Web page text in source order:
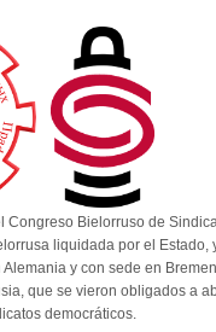
Congreso Bielorruso de
liquidada por el Estado,
y con sede en
que se vieron obligados a
democráticos.